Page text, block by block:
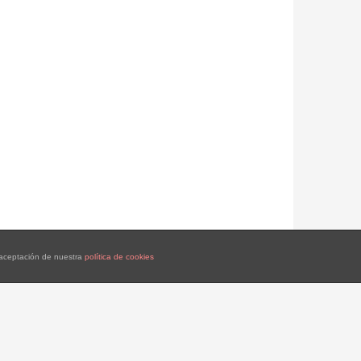
de nuestra política de cookies